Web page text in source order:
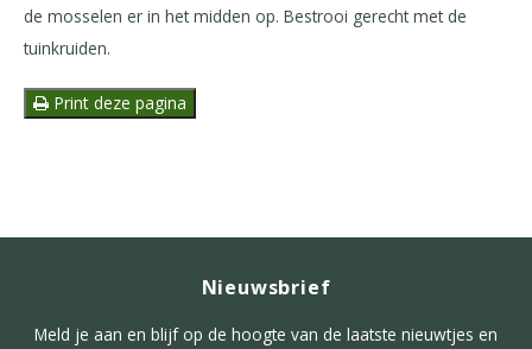
de mosselen er in het midden op. Bestrooi gerecht met de
tuinkruiden.
Print deze pagina
Nieuwsbrief
Meld je aan en blijf op de hoogte van de laatste nieuwtjes en